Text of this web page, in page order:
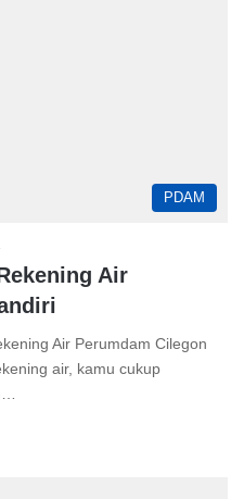
PDAM
Air
Air Perumdam Cilegon
air, kamu cukup